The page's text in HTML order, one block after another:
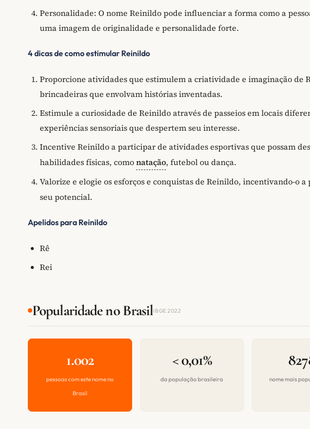
Personalidade: O nome Reinildo pode influenciar a forma como a
uma imagem de originalidade e personalidade forte.
4 dicas de como estimular Reinildo
Proporcione atividades que estimulem a criatividade e imaginação de
brincadeiras que envolvam histórias inventadas.
Estimule a curiosidade de Reinildo através de passeios em locais
experiências sensoriais que despertem seu interesse.
Incentive Reinildo a participar de atividades esportivas que possam
habilidades físicas, comonatação, futebol ou dança.
Valorize e elogie os esforços e conquistas de Reinildo, incentivando-o
seu potencial.
Apelidos para Reinildo
Rê
Rei
Popularidade no BrasilIBGE 2022
1.002
pessoas com este nome no
Brasil
< 0,01%
da população brasileira nome mais